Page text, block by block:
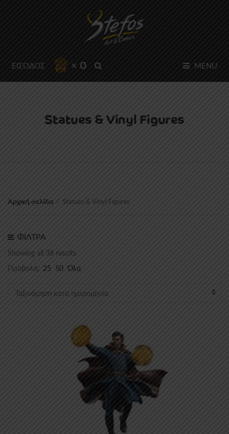
ΕΙΣΟΔΟΣ × 0 MENU
Statues & Vinyl Figures
Αρχική σελίδα / Statues & Vinyl Figures
ΦΙΛΤΡΑ
Showing all 38 resultsSorted
latest
Προβολή: 25 50 Όλα